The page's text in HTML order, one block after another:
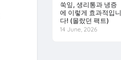
쑥잎, 생리통과 냉증
에 이렇게 효과적입니
다! (몰랐던 팩트)
14 June, 2026